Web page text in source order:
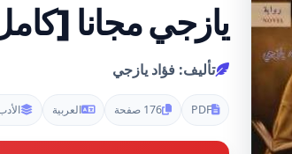
يازجي مجانا
تأليف: فؤاد يازجي
PDF 176 صفحة العربية